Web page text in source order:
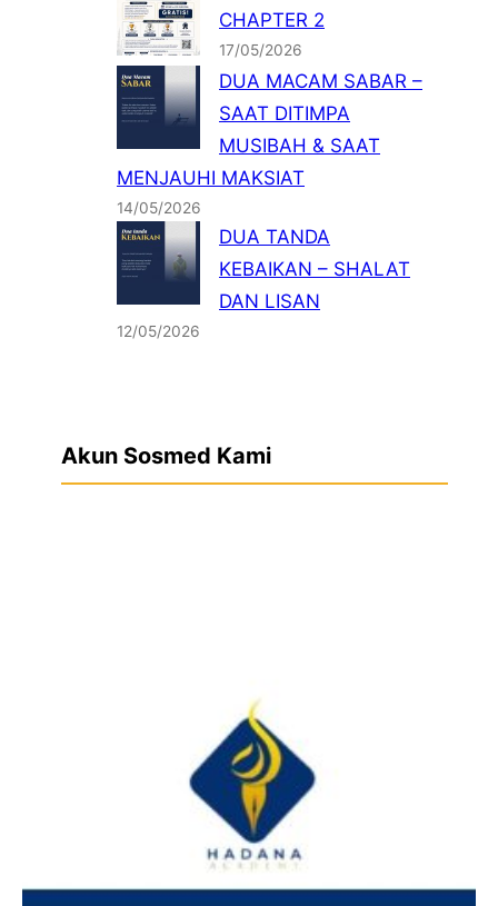
CHAPTER 2
17/05/2026
DUA MACAM SABAR –
SAAT DITIMPA
MUSIBAH & SAAT
MENJAUHI MAKSIAT
14/05/2026
DUA TANDA
KEBAIKAN – SHALAT
DAN LISAN
12/05/2026
Akun Sosmed Kami